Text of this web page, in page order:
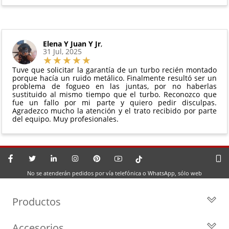
Elena Y Juan Y Jr,
31 Jul, 2025
Tuve que solicitar la garantía de un turbo recién montado
porque hacía un ruido metálico. Finalmente resultó ser un
problema de fogueo en las juntas, por no haberlas
sustituido al mismo tiempo que el turbo. Reconozco que
fue un fallo por mi parte y quiero pedir disculpas.
Agradezco mucho la atención y el trato recibido por parte
del equipo. Muy profesionales.
No se atenderán pedidos por vía telefónica o WhatsApp, sólo web
Productos